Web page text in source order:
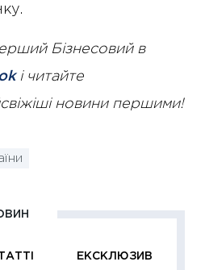
Бізнесовий в
і читайте
новини першими!
ЕКСКЛЮЗИВ